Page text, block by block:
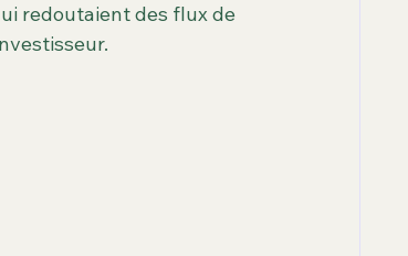
redoutaient des flux de